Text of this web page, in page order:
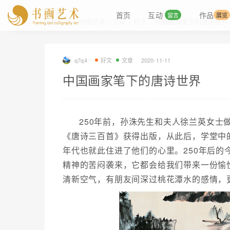
首页 互动 留言 作品 展览
当前位置：书画艺术 文章 中国画家笔下的唐诗世界
q7q4 好文 文章 2020-11-11
中国画家笔下的唐诗世界
250年前，孙洙先生和夫人徐兰英女士
《唐诗三百首》获得出版，从此后，学堂
年代也就此住进了他们的心里。250年后的
精神的苦闷袭来，它都会给我们带来一份
清新空气，有朋友间深过桃花潭水的感情